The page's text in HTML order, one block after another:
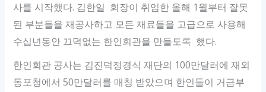
사를 시작했다. 김한일 회장이 취임한 올해 1월부터 잘못
된 부분들을 재공사하고 모든 재료들을 고급으로 사용해
수십년동안 끄덕없는 한인회관을 만들도록 했다.
한인회관 공사는 김진덕정경식 재단의 100만달러에 재외
동포청에서 50만달러를 매칭 받았으며 한인들이 거금부